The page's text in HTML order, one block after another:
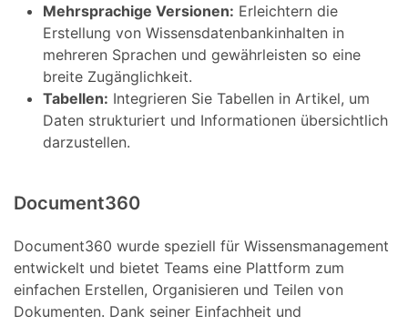
Mehrsprachige Versionen: Erleichtern die
Erstellung von Wissensdatenbankinhalten in
mehreren Sprachen und gewährleisten so eine
breite Zugänglichkeit.
Tabellen: Integrieren Sie Tabellen in Artikel, um
Daten strukturiert und Informationen übersichtlich
darzustellen.
Document360
Document360 wurde speziell für Wissensmanagement
entwickelt und bietet Teams eine Plattform zum
einfachen Erstellen, Organisieren und Teilen von
Dokumenten. Dank seiner Einfachheit und